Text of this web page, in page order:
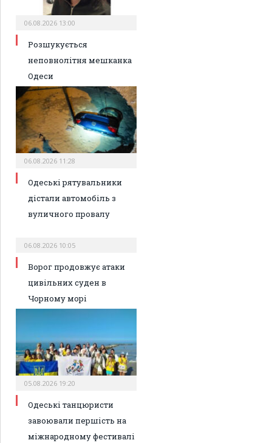
06.08.2026 13:00
Розшукується
неповнолітня мешканка
Одеси
06.08.2026 11:28
Одеські рятувальники
дістали автомобіль з
вуличного провалу
06.08.2026 10:05
Ворог продовжує атаки
цивільних суден в
Чорному морі
05.08.2026 19:20
Одеські танцюристи
завоювали першість на
міжнародному фестивалі